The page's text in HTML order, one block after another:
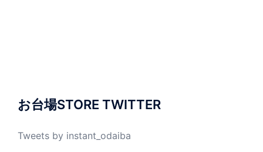
お台場STORE TWITTER
Tweets by instant_odaiba